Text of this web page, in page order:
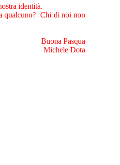
identità.
qualcuno? Chi di noi non
Buona Pasqua
Michele Dota